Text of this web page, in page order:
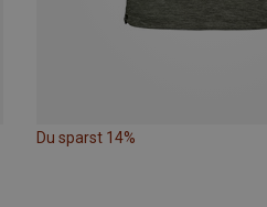
Du sparst 14%